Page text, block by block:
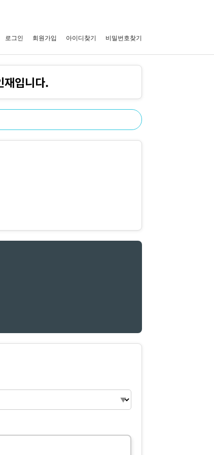
로그인 회원가입 아이디찾기 비밀번호찾기
재입니다.